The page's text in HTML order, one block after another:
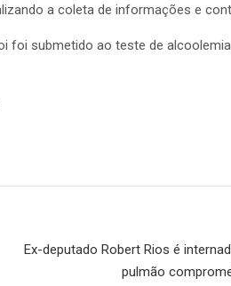
a coleta de informações e
foi submetido ao teste de
Ex-deputado Robert Rios é
pulmão